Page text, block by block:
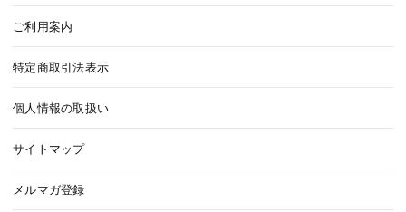
ご利用案内
特定商取引法表示
個人情報の取扱い
サイトマップ
メルマガ登録